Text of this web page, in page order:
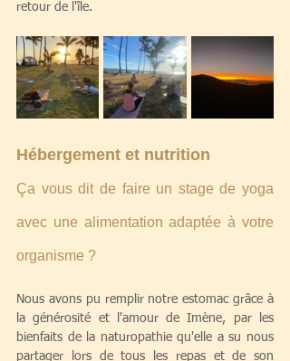
retour de l'île.
Hébergement et nutrition
Ça vous dit de faire un stage de yoga
avec une alimentation adaptée à votre
organisme ?
Nous avons pu remplir notre estomac grâce à
la générosité et l'amour de Imène, par les
bienfaits de la naturopathie qu'elle a su nous
partager lors de tous les repas et de son